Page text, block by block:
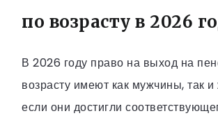
по возрасту в 2026
В 2026 году право на выход на
возрасту имеют как мужчины, так
если они достигли